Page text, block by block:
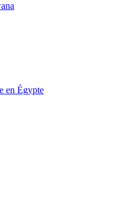
en Égypte